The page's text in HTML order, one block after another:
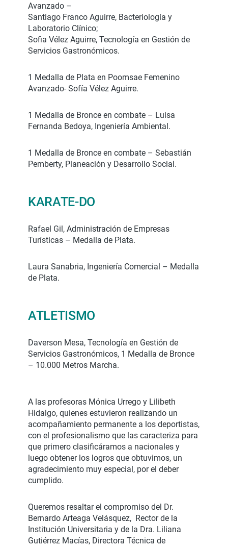
Avanzado –
Santiago Franco Aguirre, Bacteriología y
Laboratorio Clínico;
Sofia Vélez Aguirre, Tecnología en Gestión de
Servicios Gastronómicos.
1 Medalla de Plata en Poomsae Femenino
Avanzado- Sofía Vélez Aguirre.
1 Medalla de Bronce en combate – Luisa
Fernanda Bedoya, Ingeniería Ambiental.
1 Medalla de Bronce en combate – Sebastián
Pemberty, Planeación y Desarrollo Social.
KARATE-DO
Rafael Gil, Administración de Empresas
Turísticas – Medalla de Plata.
Laura Sanabria, Ingeniería Comercial – Medalla
de Plata.
ATLETISMO
Daverson Mesa, Tecnología en Gestión de
Servicios Gastronómicos, 1 Medalla de Bronce
– 10.000 Metros Marcha.
A las profesoras Mónica Urrego y Lilibeth
Hidalgo, quienes estuvieron realizando un
acompañamiento permanente a los deportistas,
con el profesionalismo que las caracteriza para
que primero clasificáramos a nacionales y
luego obtener los logros que obtuvimos, un
agradecimiento muy especial, por el deber
cumplido.
Queremos resaltar el compromiso del Dr.
Bernardo Arteaga Velásquez, Rector de la
Institución Universitaria y de la Dra. Liliana
Gutiérrez Macías, Directora Técnica de